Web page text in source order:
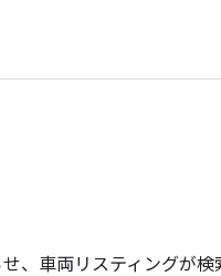
、車両リスティングが検